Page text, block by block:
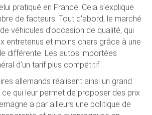
pratiqué en France. Cela s’explique
de facteurs. Tout d’abord, le marché
véhicules d’occasion de qualité, qui
entretenus et moins chers grâce à une
différente. Les autos importées
d’un tarif plus compétitif.
allemands réalisent ainsi un grand
qui leur permet de proposer des prix
a par ailleurs une politique de